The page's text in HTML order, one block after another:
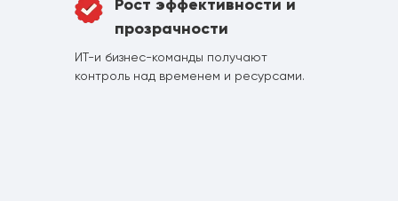
Рост эффективности и
прозрачности
ИТ-и бизнес-команды получают
контроль над временем и ресурсами.